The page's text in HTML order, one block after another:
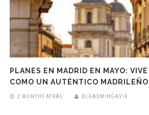
PLANES EN MADRID EN MAYO:
COMO UN AUTÉNTICO MADRILEÑO
2 MONTHS ATRÁS BLGADMINGAVIR